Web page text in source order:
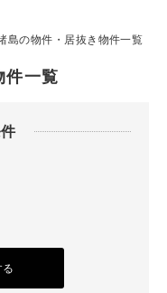
島の物件・居抜き物件一覧
件一覧